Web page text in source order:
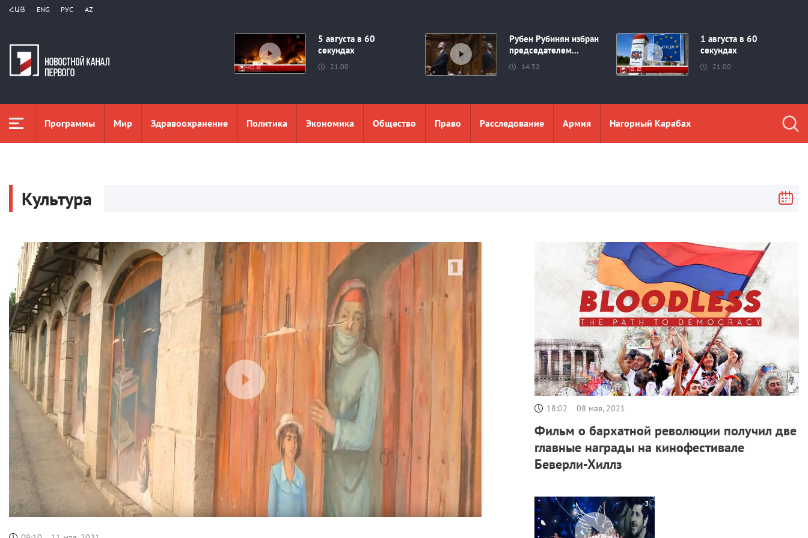
ՀԱՅ ENG РУС AZ
5 августа в 60
секундах
21:00
Рубен Рубинян избран
председателем...
14:32
1 августа в 60
секундах
21:00
Программы Мир Здравоохранение Политика Экономика Общество Право Расследование Aрмия Нагорный Карабах
Культура
18:02 08 мая, 2021
Фильм о бархатной революции получил две
главные награды на кинофестивале
Беверли-Хиллз